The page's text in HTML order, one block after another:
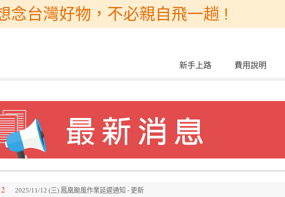
念台灣好物，不必親自飛一趟 !
費用說明
新手上路
2025/11/12 (三) 鳳凰颱風作業延遲通知 - 更新